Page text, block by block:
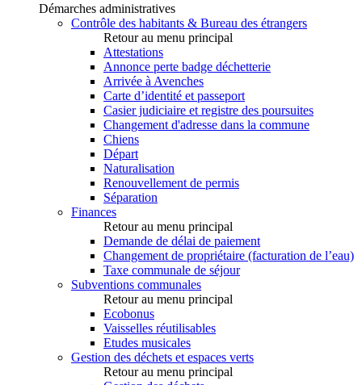
Démarches administratives
Contrôle des habitants & Bureau des étrangers
Retour au menu principal
Attestations
Annonce perte badge déchetterie
Arrivée à Avenches
Carte d’identité et passeport
Casier judiciaire et registre des poursuites
Changement d'adresse dans la commune
Chiens
Départ
Naturalisation
Renouvellement de permis
Séparation
Finances
Retour au menu principal
Demande de délai de paiement
Changement de propriétaire (facturation de l’eau)
Taxe communale de séjour
Subventions communales
Retour au menu principal
Ecobonus
Vaisselles réutilisables
Etudes musicales
Gestion des déchets et espaces verts
Retour au menu principal